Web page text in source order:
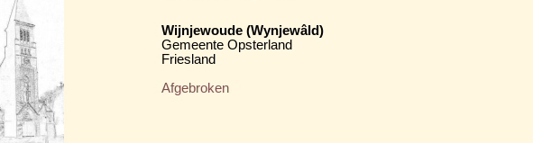
Wijnjewoude (Wynjewâld)
Gemeente Opsterland
Friesland
Afgebroken